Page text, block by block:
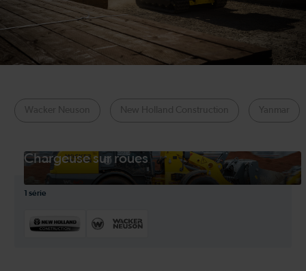
Chargeuse sur roues
1 série